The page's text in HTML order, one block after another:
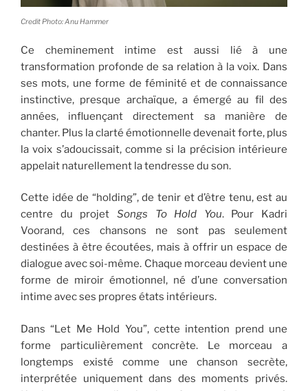
Credit Photo: Anu Hammer
Ce cheminement intime est aussi lié à une
transformation profonde de sa relation à la voix. Dans
ses mots, une forme de féminité et de connaissance
instinctive, presque archaïque, a émergé au fil des
années, influençant directement sa manière de
chanter. Plus la clarté émotionnelle devenait forte, plus
la voix s’adoucissait, comme si la précision intérieure
appelait naturellement la tendresse du son.
Cette idée de “holding”, de tenir et d’être tenu, est au
centre du projet Songs To Hold You. Pour Kadri
Voorand,ces chansons ne sont pas seulement
destinées à être écoutées, mais à offrir un espace de
dialogue avec soi-même. Chaque morceau devient une
forme de miroir émotionnel, né d’une conversation
intime avec ses propres états intérieurs.
Dans “Let Me Hold You”, cette intention prend une
forme particulièrement concrète. Le morceau a
longtemps existé comme une chanson secrète,
interprétée uniquement dans des moments privés.